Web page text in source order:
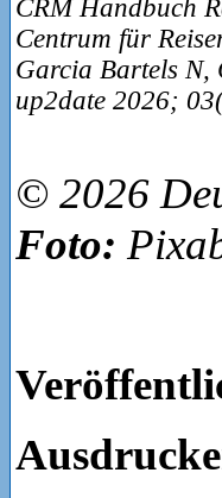
CRM Handbuch
Centrum für
Garcia Bartels N,
up2date 2026;
© 2026
Foto: